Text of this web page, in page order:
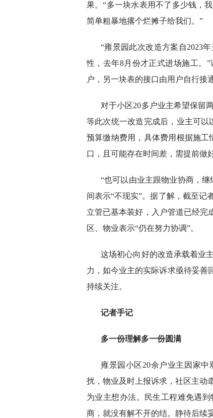
果。“多一块水表用不了多少钱，
简单粗暴地撂个烂摊子给我们。”
“雍景园此次改造方案自2023
性，去年8月份才正式进场施工。
户，另一块表的接口由用户自行接
对于小区20多户业主希望保留
等此次统一改造完成后，业主可
预算缴纳费用，具体费用根据施
口，且可能存在时间差，需提前做
“也可以由业主跟物业协商，
间表示“不现实”。据了解，截至记
立管已基本装好，入户管道已经完
区、物业表示“仍在努力协调”。
这场初心向好的改造承载着业
力，如今业主的实际诉求亟待妥善
持续关注。
记者手记
多一份理解多一份圆满
雍景园小区20余户业主因家中
扰，物业及时上报诉求，社区主动
为业主想办法。民生工程难免遇
商，就没有解不开的结。静待后续